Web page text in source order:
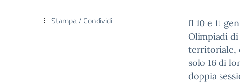
Il 10 e 11
Olimpiadi di
territoriale,
solo 16 di
doppia
Stampa / Condividi